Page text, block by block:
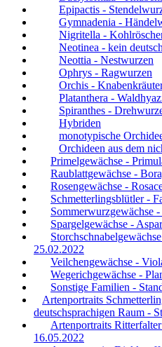
Epipactis -
Gymnadenia -
Nigritella -
Neotinea - kein
Neottia - Nestwurzen
Ophrys - Ragwurzen
Orchis -
Platanthera -
Spiranthes -
Hybriden
monotypische
Orchideen aus dem
Primelgewächse -
Raublattgewächse -
Rosengewächse -
Schmetterlingsblütler -
Sommerwurzgewächse
Spargelgewächse -
25.02.2022
Veilchengewächse -
Wegerichgewächse -
Sonstige Familien -
Artenportraits
deutschsprachigen Raum -
Artenportraits
16.05.2022